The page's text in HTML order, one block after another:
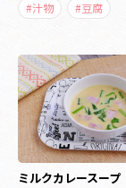
#汁物 #豆腐
ミルクカレースープ